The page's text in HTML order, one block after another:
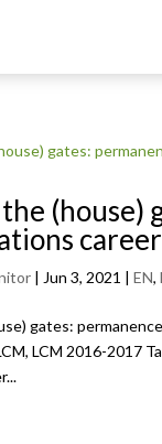
| Jun 3, 2021 |EN,
gates:
LCM 2016-2017